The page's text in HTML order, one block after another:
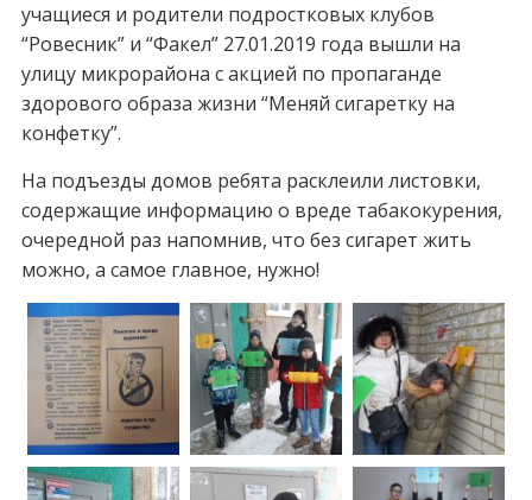
учащиеся и родители подростковых клубов
“Ровесник” и “Факел” 27.01.2019 года вышли на
улицу микрорайона с акцией по пропаганде
здорового образа жизни “Меняй сигаретку на
конфетку”.
На подъезды домов ребята расклеили листовки,
содержащие информацию о вреде табакокурения,
очередной раз напомнив, что без сигарет жить
можно, а самое главное, нужно!